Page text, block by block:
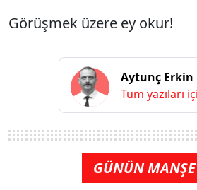
Görüşmek üzere ey okur!
Aytunç Erkin
Tüm yazıları
GÜNÜN